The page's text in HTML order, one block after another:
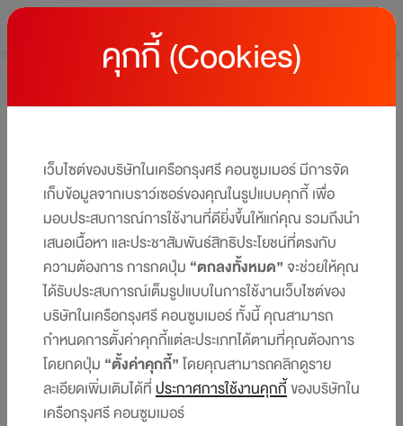
อนุมัติไว
เพียงกรอกข้อมูลผ่านหน้าเว็บไซต์ หลังจากนั้นจะมีเจ้าหน้าที่ติดต่อ
กลับเพื่ออำนวยความสะดวก หรือ สมัครได้ตัวตนเองผ่าน
แอปพลิเคชัน UCHOOSE
คุกกี้ (Cookies)
เว็บไซต์ของบริษัทในเครือกรุงศรี คอนซูมเมอร์ มีการจัด
เก็บข้อมูลจากเบราว์เซอร์ของคุณในรูปแบบคุกกี้ เพื่อ
มอบประสบการณ์การใช้งานที่ดียิ่งขึ้นให้แก่คุณ รวมถึงนำ
เสนอเนื้อหา และประชาสัมพันธ์สิทธิประโยชน์ที่ตรงกับ
ความต้องการ การกดปุ่ม “ตกลงทั้งหมด”จะช่วยให้คุณ
ได้รับประสบการณ์เต็มรูปแบบในการใช้งานเว็บไซต์ของ
บริษัทในเครือกรุงศรี คอนซูมเมอร์ ทั้งนี้ คุณสามารถ
กำหนดการตั้งค่าคุกกี้แต่ละประเภทได้ตามที่คุณต้องการ
โดยกดปุ่ม “ตั้งค่าคุกกี้”โดยคุณสามารถคลิกดูราย
ละเอียดเพิ่มเติมได้ที่ ประกาศการใช้งานคุกกี้ของบริษัทใน
เครือกรุงศรี คอนซูมเมอร์